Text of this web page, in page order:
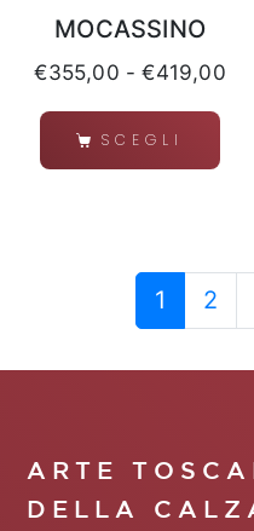
MOCASSINO
€355,00 - €419,00
SCEGLI
1 2
ARTE
DELLA